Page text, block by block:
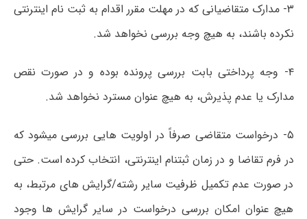
۳- مدارک متقاضیانی که در مهلت مقرر اقدام به ثبت نام اینترنتی
نکرده باشند، به هیچ وجه بررسی نخواهد شد.
۴- وجه پرداختی بابت بررسی پرونده بوده و در صورت نقص
مدارک یا عدم پذیرش، به هیچ عنوان مسترد نخواهد شد.
۵- درخواست متقاضی صرفاً در اولویت هایی بررسی میشود که
در فرم تقاضا و در زمان ثبتنام اینترنتی، انتخاب کرده است. حتی
در صورت عدم تکمیل ظرفیت سایر رشته/گرایش های مرتبط، به
هیچ عنوان امکان بررسی درخواست در سایر گرایش ها وجود